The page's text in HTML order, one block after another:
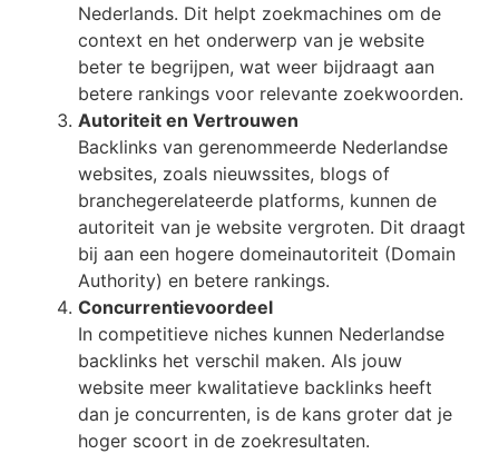
Nederlands. Dit helpt zoekmachines om de
context en het onderwerp van je website
beter te begrijpen, wat weer bijdraagt aan
betere rankings voor relevante zoekwoorden.
Autoriteit en Vertrouwen
Backlinks van gerenommeerde Nederlandse
websites, zoals nieuwssites, blogs of
branchegerelateerde platforms, kunnen de
autoriteit van je website vergroten. Dit draagt
bij aan een hogere domeinautoriteit (Domain
Authority) en betere rankings.
Concurrentievoordeel
In competitieve niches kunnen Nederlandse
backlinks het verschil maken. Als jouw
website meer kwalitatieve backlinks heeft
dan je concurrenten, is de kans groter dat je
hoger scoort in de zoekresultaten.